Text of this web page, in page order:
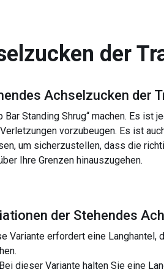
der
Achselzucken der
Bar Standing Shrug“ machen. Es
vorzubeugen. Es ist
um sicherzustellen, dass die
Ihre Grenzen hinauszugehen.
der Stehendes
Variante erfordert eine
dieser Variante halten Sie eine